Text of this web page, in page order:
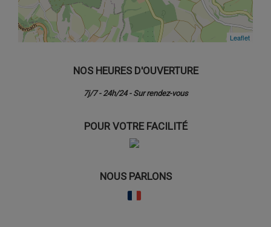
Leaflet
Leaflet
NOS HEURES D'OUVERTURE
7j/7 - 24h/24 - Sur rendez-vous
POUR VOTRE FACILITÉ
NOUS PARLONS